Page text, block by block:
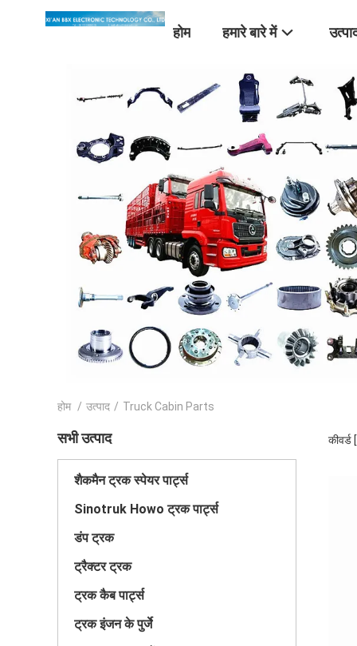
होम हमारे बारे में
होम / उत्पाद / Truck Cabin Parts
सभी उत्पाद
शैकमैन ट्रक स्पेयर पार्ट्स
Sinotruk Howo ट्रक पार्ट्स
डंप ट्रक
ट्रैक्टर ट्रक
ट्रक कैब पार्ट्स
ट्रक इंजन के पुर्जे